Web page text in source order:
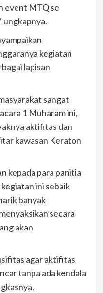
event MTQ se
ungkapnya.
kegiatan
lapisan
sangat
1 Muharam ini,
aktifitas dan
kawasan Keraton
kepada para panitia
ini sebaik
banyak
secara
akan
agar aktifitas
tanpa ada kendala